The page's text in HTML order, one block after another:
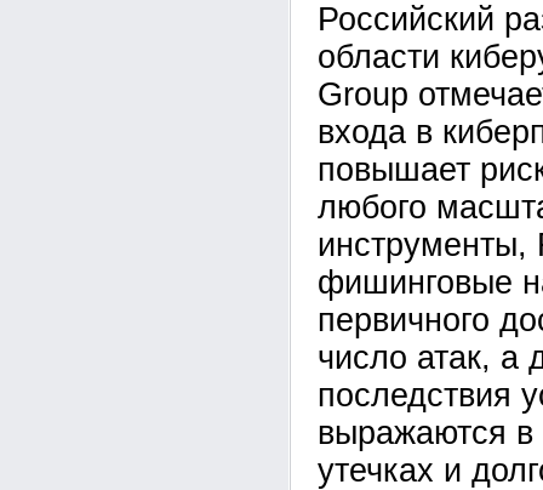
Российский
области
Group
входа в
повышает
любого
фишинговые
первичного
число атак, а
последствия
выражаются в
утечках и